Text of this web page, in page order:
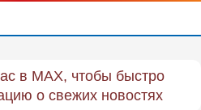
в MAX, чтобы быстро
о свежих новостях